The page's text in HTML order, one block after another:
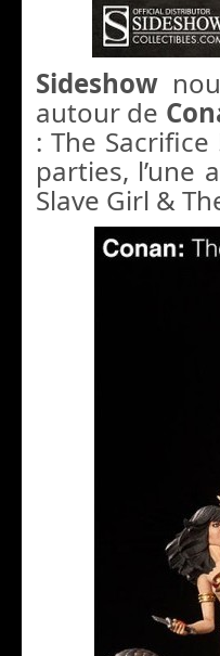
Sideshow
autour de
: The
parties, l’une
Slave Girl &